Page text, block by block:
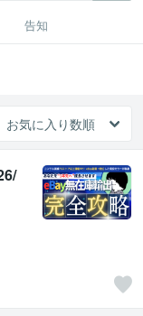
告知